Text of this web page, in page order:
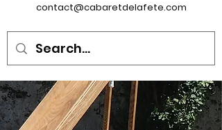
contact@cabaretdelafete.com